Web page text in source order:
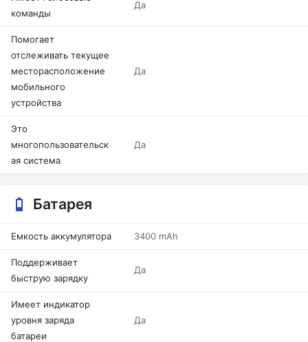
команды
Да
Помогает
отслеживать текущее
месторасположение
мобильного
устройства
Да
Это
многопользовательск
ая система
Да
Батарея
Емкость аккумулятора 3400 mAh
Поддерживает
быструю зарядку
Да
Имеет индикатор
уровня заряда
батареи
Да